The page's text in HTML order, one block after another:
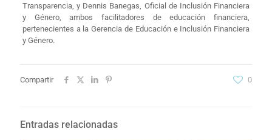
Transparencia, y Dennis Banegas, Oficial de Inclusión Financiera
y Género, ambos facilitadores de educación financiera,
pertenecientes a la Gerencia de Educación e Inclusión Financiera
y Género.
Compartir 0
Entradas relacionadas